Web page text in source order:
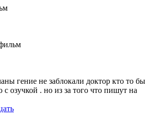
гение не заблокали доктор кто то бы
с озучкой . но из за того что пишут на